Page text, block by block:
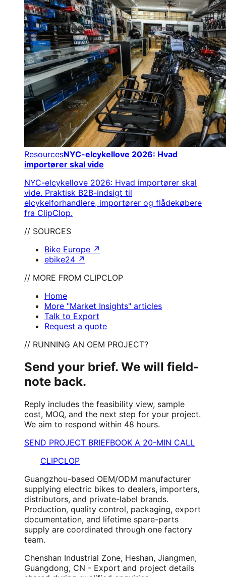
ResourcesNYC-elcykellove 2026: Hvad
importører skal vide
NYC-elcykellove 2026: Hvad importører skal
vide. Praktisk B2B-indsigt til
elcykelforhandlere, importører og flådekøbere
fra ClipClop.
// SOURCES
Bike Europe ↗
ebike24 ↗
// MORE FROM CLIPCLOP
Home
More "Market Insights" articles
Talk to Export
Request a quote
// RUNNING AN OEM PROJECT?
Send your brief. We will field-
note back.
Reply includes the feasibility view, sample
cost, MOQ, and the next step for your project.
We aim to respond within 48 hours.
SEND PROJECT BRIEFBOOK A 20-MIN CALL
CLIPCLOP
Guangzhou-based OEM/ODM manufacturer
supplying electric bikes to dealers, importers,
distributors, and private-label brands.
Production, quality control, packaging, export
documentation, and lifetime spare-parts
supply are coordinated through one factory
team.
Chenshan Industrial Zone, Heshan, Jiangmen,
Guangdong, CN - Export and project details